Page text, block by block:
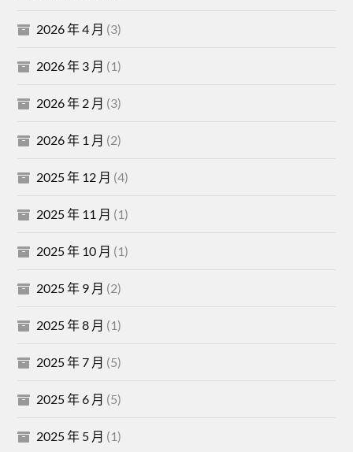
2026 年 4 月 (3)
2026 年 3 月 (1)
2026 年 2 月 (3)
2026 年 1 月 (2)
2025 年 12 月 (4)
2025 年 11 月 (1)
2025 年 10 月 (1)
2025 年 9 月 (2)
2025 年 8 月 (1)
2025 年 7 月 (5)
2025 年 6 月 (5)
2025 年 5 月 (1)